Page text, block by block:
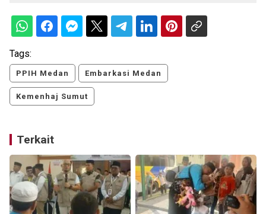
Tags:
PPIH Medan Embarkasi Medan
Kemenhaj Sumut
Terkait